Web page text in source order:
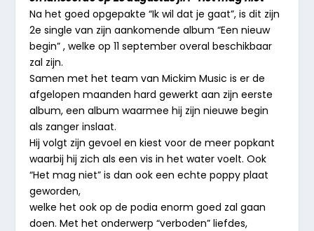
Na het goed opgepakte “Ik wil dat je gaat”, is dit zijn
2e single van zijn aankomende album “Een nieuw
begin” , welke op 11 september overal beschikbaar
zal zijn.
Samen met het team van Mickim Music is er de
afgelopen maanden hard gewerkt aan zijn eerste
album, een album waarmee hij zijn nieuwe begin
als zanger inslaat.
Hij volgt zijn gevoel en kiest voor de meer popkant
waarbij hij zich als een vis in het water voelt. Ook
“Het mag niet” is dan ook een echte poppy plaat
geworden,
welke het ook op de podia enorm goed zal gaan
doen. Met het onderwerp “verboden” liefdes,